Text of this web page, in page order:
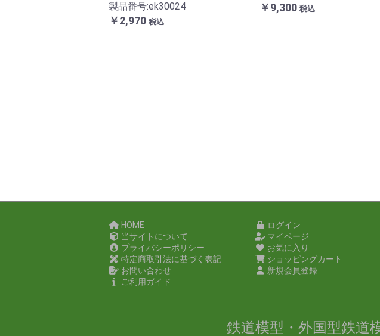
製品番号:ek30024
￥2,970 税込
￥9,300 税込
HOME
当サイトについて
プライバシーポリシー
特定商取引法に基づく表記
お問い合わせ
ご利用ガイド
ログイン
マイページ
お気に入り
ショッピングカート
新規会員登録
鉄道模型・外国型鉄道